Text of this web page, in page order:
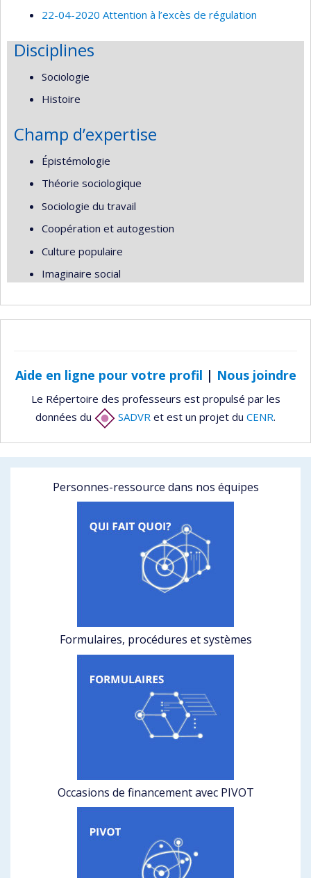
22-04-2020 Attention à l’excès de régulation
Disciplines
Sociologie
Histoire
Champ d’expertise
Épistémologie
Théorie sociologique
Sociologie du travail
Coopération et autogestion
Culture populaire
Imaginaire social
Aide en ligne pour votre profil | Nous joindre
Le Répertoire des professeurs est propulsé par les
données du
SADVR et est un projet du CENR.
Personnes-ressource dans nos équipes
Formulaires, procédures et systèmes
Occasions de financement avec PIVOT